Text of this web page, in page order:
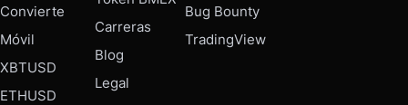
Convierte
Móvil
XBTUSD
ETHUSD
Carreras
Blog
Legal
Bug Bounty
TradingView